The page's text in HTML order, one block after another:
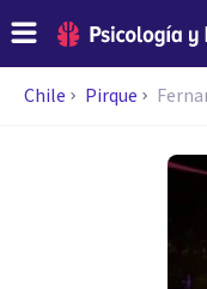
Chile Pirque